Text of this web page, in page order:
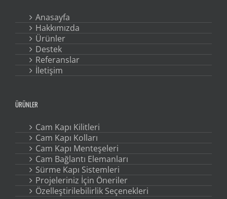
Anasayfa
Hakkımızda
Ürünler
Destek
Referanslar
İletişim
ÜRÜNLER
Cam Kapı Kilitleri
Cam Kapı Kolları
Cam Kapı Menteşeleri
Cam Bağlantı Elemanları
Sürme Kapı Sistemleri
Projeleriniz İçin Öneriler
Özelleştirilebilirlik Seçenekleri